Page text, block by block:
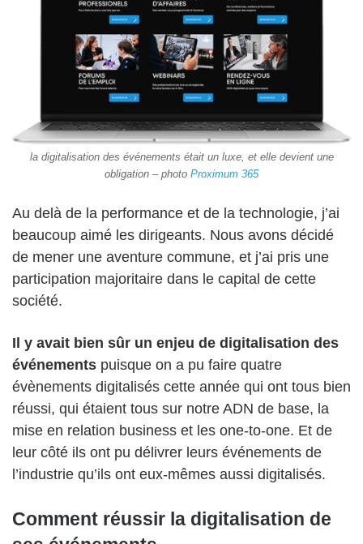
la digitalisation des événements était un luxe, et elle devient une
obligation – photo Proximum 365
Au delà de la performance et de la technologie, j’ai
beaucoup aimé les dirigeants. Nous avons décidé
de mener une aventure commune, et j’ai pris une
participation majoritaire dans le capital de cette
société.
Il y avait bien sûr un enjeu de digitalisation des
événements puisque on a pu faire quatre
évènements digitalisés cette année qui ont tous bien
réussi, qui étaient tous sur notre ADN de base, la
mise en relation business et les one-to-one. Et de
leur côté ils ont pu délivrer leurs événements de
l’industrie qu’ils ont eux-mêmes aussi digitalisés.
Comment réussir la digitalisation de